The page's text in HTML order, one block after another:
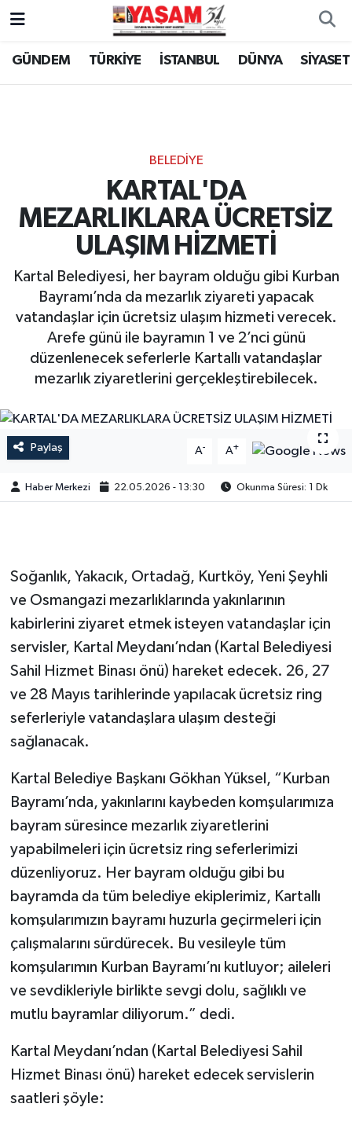
GÜNDEM TÜRKİYE İSTANBUL DÜNYA SİYASET
BELEDİYE
KARTAL'DA
MEZARLIKLARA ÜCRETSİZ
ULAŞIM HİZMETİ
Kartal Belediyesi, her bayram olduğu gibi Kurban
Bayramı’nda da mezarlık ziyareti yapacak
vatandaşlar için ücretsiz ulaşım hizmeti verecek.
Arefe günü ile bayramın 1 ve 2’nci günü
düzenlenecek seferlerle Kartallı vatandaşlar
mezarlık ziyaretlerini gerçekleştirebilecek.
Paylaş A- A+
Haber Merkezi 22.05.2026 - 13:30 Okunma Süresi: 1 Dk
Soğanlık, Yakacık, Ortadağ, Kurtköy, Yeni Şeyhli
ve Osmangazi mezarlıklarında yakınlarının
kabirlerini ziyaret etmek isteyen vatandaşlar için
servisler, Kartal Meydanı’ndan (Kartal Belediyesi
Sahil Hizmet Binası önü) hareket edecek. 26, 27
ve 28 Mayıs tarihlerinde yapılacak ücretsiz ring
seferleriyle vatandaşlara ulaşım desteği
sağlanacak.
Kartal Belediye Başkanı Gökhan Yüksel, “Kurban
Bayramı’nda, yakınlarını kaybeden komşularımıza
bayram süresince mezarlık ziyaretlerini
yapabilmeleri için ücretsiz ring seferlerimizi
düzenliyoruz. Her bayram olduğu gibi bu
bayramda da tüm belediye ekiplerimiz, Kartallı
komşularımızın bayramı huzurla geçirmeleri için
çalışmalarını sürdürecek. Bu vesileyle tüm
komşularımın Kurban Bayramı’nı kutluyor; aileleri
ve sevdikleriyle birlikte sevgi dolu, sağlıklı ve
mutlu bayramlar diliyorum.” dedi.
Kartal Meydanı’ndan (Kartal Belediyesi Sahil
Hizmet Binası önü) hareket edecek servislerin
saatleri şöyle: